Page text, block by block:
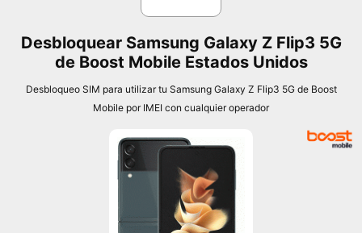
Desbloquear Samsung Galaxy Z Flip3 5G
de Boost Mobile Estados Unidos
Desbloqueo SIM para utilizar tu Samsung Galaxy Z Flip3 5G de Boost
Mobile por IMEI con cualquier operador